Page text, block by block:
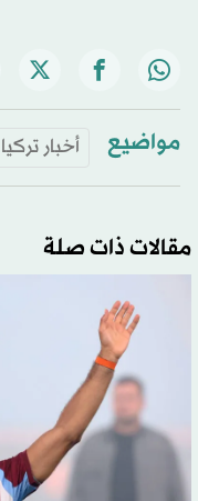
مواضيع أخبار تركيا
مقالات ذات صلة